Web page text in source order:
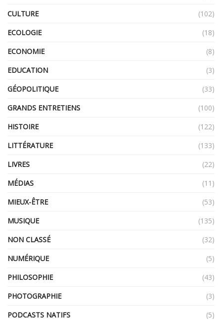
CULTURE
(102)
ECOLOGIE
(18)
ECONOMIE
(8)
EDUCATION
(3)
GÉOPOLITIQUE
(33)
GRANDS ENTRETIENS
(100)
HISTOIRE
(122)
LITTÉRATURE
(133)
LIVRES
(22)
MÉDIAS
(11)
MIEUX-ÊTRE
(53)
MUSIQUE
(135)
NON CLASSÉ
(32)
NUMÉRIQUE
(5)
PHILOSOPHIE
(43)
PHOTOGRAPHIE
(3)
PODCASTS NATIFS
(5)